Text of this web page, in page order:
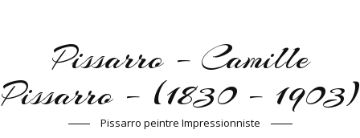
Pissarro – Camille
Pissarro – (1830 – 1903)
Pissarro peintre Impressionniste